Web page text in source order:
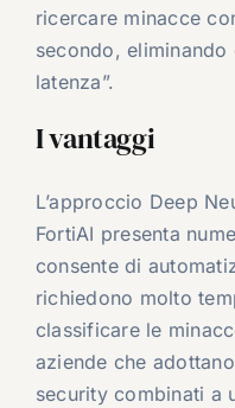
ricercare minacce
secondo,
latenza”.
I vantaggi
L’approccio Deep
FortiAI presenta
consente di
richiedono molto
classificare le
aziende che
security combinati a